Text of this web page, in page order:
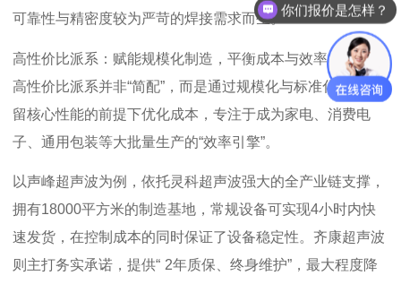
可靠性与精密度较为严苛的焊接需求而生。
高性价比派系：赋能规模化制造，平衡成本与效率
高性价比派系并非“简配”，而是通过规模化与标准化，在保
留核心性能的前提下优化成本，专注于成为家电、消费电
子、通用包装等大批量生产的“效率引擎”。
以声峰超声波为例，依托灵科超声波强大的全产业链支撑，
拥有18000平方米的制造基地，常规设备可实现4小时内快
速发货，在控制成本的同时保证了设备稳定性。齐康超声波
则主打务实承诺，提供“ 2年质保、终身维护”，最大程度降
你们报价是怎样？